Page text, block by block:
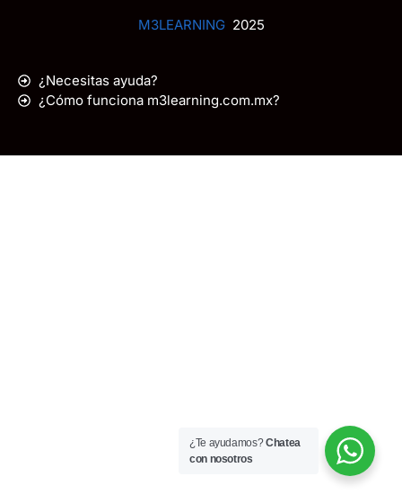
M3LEARNING2025
¿Necesitas ayuda?
¿Cómo funciona m3learning.com.mx?
¿Te ayudamos?Chatea
con nosotros